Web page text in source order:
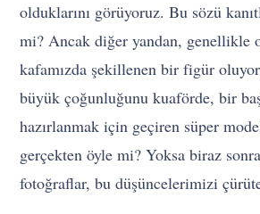
olduklarını görüyoruz. Bu sözü
mi? Ancak diğer yandan, genellikle
kafamızda şekillenen bir figür
büyük çoğunluğunu kuaförde, bir
hazırlanmak için geçiren süper
gerçekten öyle mi? Yoksa biraz
fotoğraflar, bu düşüncelerimizi